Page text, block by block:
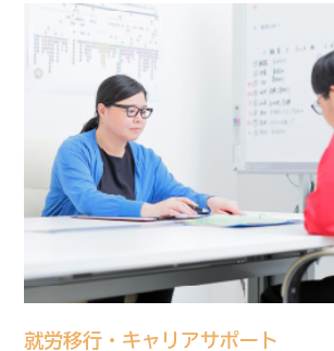
就労移行・キャリアサポート